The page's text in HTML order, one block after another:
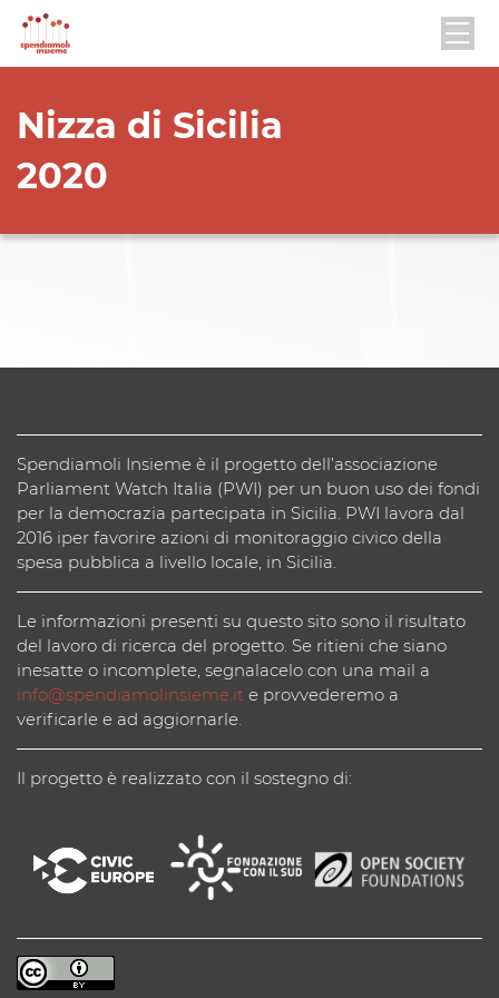
Nizza di Sicilia
2020
Spendiamoli Insieme è il progetto dell’associazione
Parliament Watch Italia (PWI) per un buon uso dei fondi
per la democrazia partecipata in Sicilia. PWI lavora dal
2016 iper favorire azioni di monitoraggio civico della
spesa pubblica a livello locale, in Sicilia.
Le informazioni presenti su questo sito sono il risultato
del lavoro di ricerca del progetto. Se ritieni che siano
inesatte o incomplete, segnalacelo con una mail a
info@spendiamolinsieme.it e provvederemo a
verificarle e ad aggiornarle.
Il progetto è realizzato con il sostegno di: